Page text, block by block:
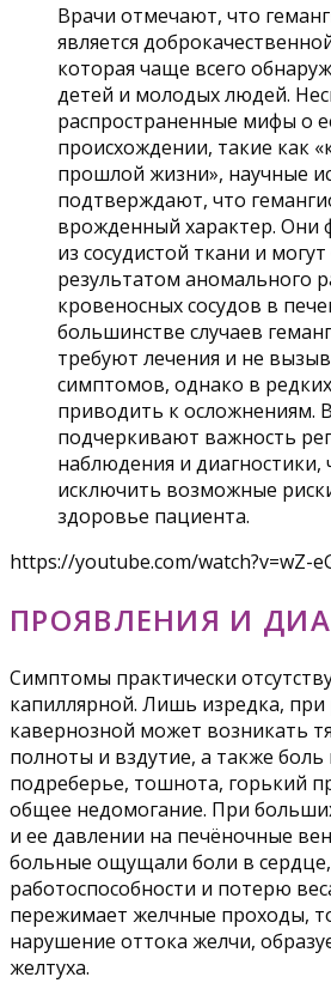
Врачи отмечают, что
является
которая чаще всего
детей и молодых людей.
распространенные мифы о
происхождении, такие как
прошлой жизни», научные
подтверждают, что
врожденный характер. Они
из сосудистой ткани и
результатом аномального
кровеносных сосудов в
большинстве случаев
требуют лечения и не
симптомов, однако в редких
приводить к осложнениям.
подчеркивают важность
наблюдения и диагностики,
исключить возможные
здоровье пациента.
https://youtube.com/watch?v=wZ-
ПРОЯВЛЕНИЯ И
Симптомы практически
капиллярной. Лишь изредка, при
кавернозной может возникать
полноты и вздутие, а также
подреберье, тошнота, горький
общее недомогание. При
и ее давлении на печёночные
больные ощущали боли в
работоспособности и потерю
пережимает желчные проходы,
нарушение оттока желчи,
желтуха.